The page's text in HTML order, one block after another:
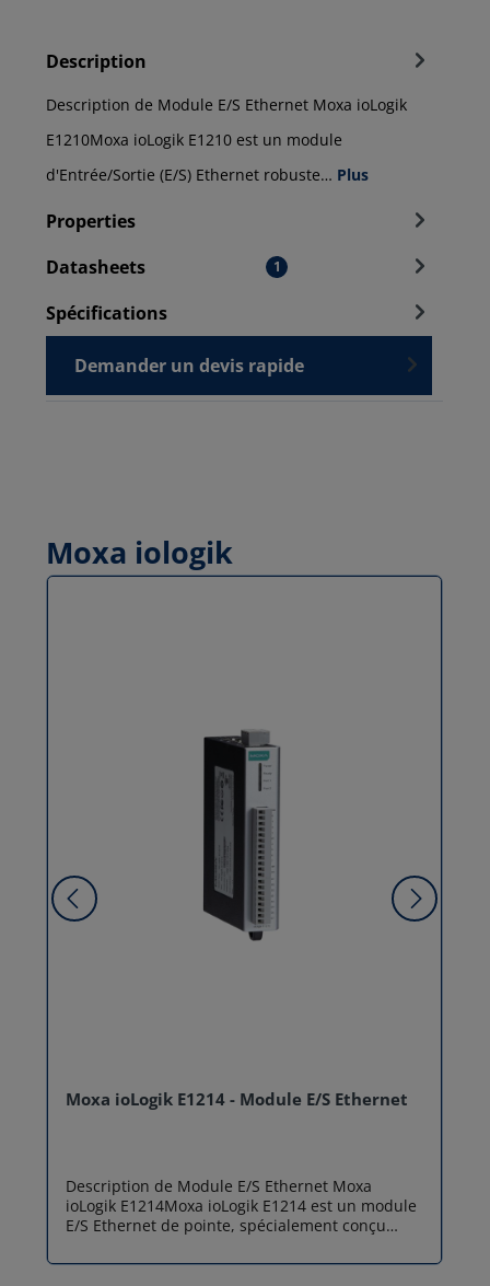
Description
Description de Module E/S Ethernet Moxa ioLogik
E1210Moxa ioLogik E1210 est un module
d'Entrée/Sortie (E/S) Ethernet robuste… Plus
Properties
Datasheets
1
Spécifications
Demander un devis rapide
Moxa iologik
Moxa ioLogik E1214 - Module E/S Ethernet
Description de Module E/S Ethernet Moxa
ioLogik E1214Moxa ioLogik E1214 est un module
E/S Ethernet de pointe, spécialement conçu
d'automatisation industrielle modernes. Il se